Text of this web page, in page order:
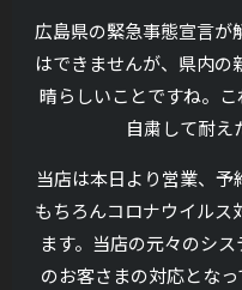
広島県の緊急事態宣言が
はできませんが、県内
晴らしいことですね。
自粛して耐え
当店は本日より営業、予
もちろんコロナウイルス
ます。当店の元々のシ
のお客さまの対応とな